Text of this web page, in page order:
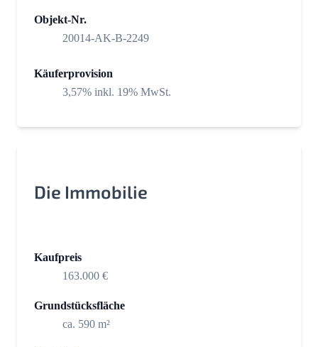
Objekt-Nr.
20014-AK-B-2249
Käuferprovision
3,57% inkl. 19% MwSt.
Die Immobilie
Kaufpreis
163.000 €
Grundstücksfläche
ca. 590 m²